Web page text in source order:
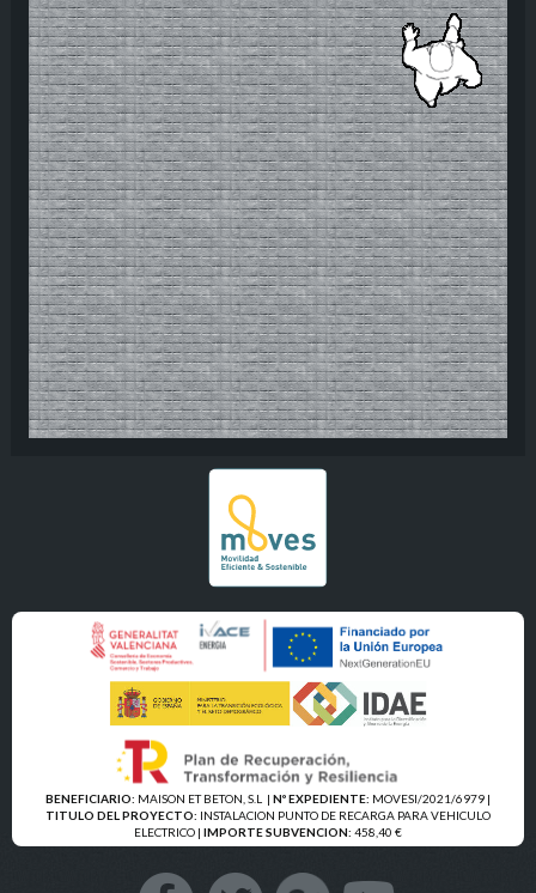
BENEFICIARIO: MAISON ET BETON, S.L | Nº EXPEDIENTE: MOVESI/2021/6979 |
TITULO DEL PROYECTO: INSTALACION PUNTO DE RECARGA PARA VEHICULO
ELECTRICO | IMPORTE SUBVENCION: 458,40 €